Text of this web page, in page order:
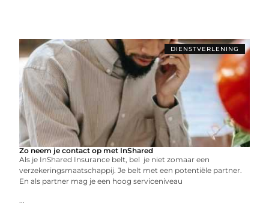
DIENSTVERLENING
Zo neem je contact op met InShared
Als je InShared Insurance belt, bel je niet zomaar een
verzekeringsmaatschappij. Je belt met een potentiële partner.
En als partner mag je een hoog serviceniveau
...